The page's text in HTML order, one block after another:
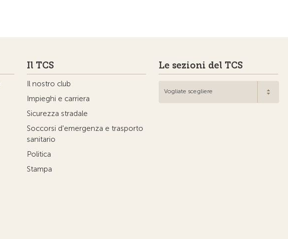
Il TCS
Il nostro club
Impieghi e carriera
Sicurezza stradale
Soccorsi d'emergenza e trasporto
sanitario
Politica
Stampa
Le sezioni del TCS
Vogliate scegliere